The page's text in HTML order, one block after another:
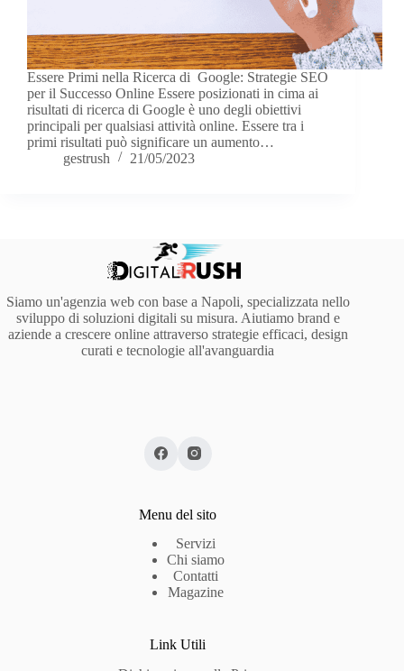
Essere Primi nella Ricerca di Google: Strategie SEO
per il Successo Online Essere posizionati in cima ai
risultati di ricerca di Google è uno degli obiettivi
principali per qualsiasi attività online. Essere tra i
primi risultati può significare un aumento…
gestrush
21/05/2023
Siamo un'agenzia web con base a Napoli, specializzata nello
sviluppo di soluzioni digitali su misura. Aiutiamo brand e
aziende a crescere online attraverso strategie efficaci, design
curati e tecnologie all'avanguardia
Menu del sito
Servizi
Chi siamo
Contatti
Magazine
Link Utili